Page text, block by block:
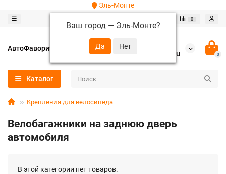
Эль-Монте
Ваш город — Эль-Монте?
0
АвтоФаворит
+7 (952) 288-64-62
autofavorit-spb@yandex.ru
0
Каталог
Крепления для велосипеда
Велобагажники на заднюю дверь
автомобиля
В этой категории нет товаров.